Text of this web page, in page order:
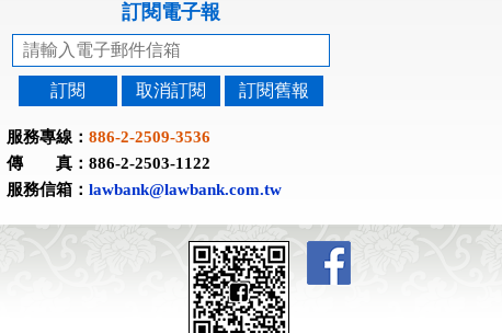
訂閱電子報
訂閱 取消訂閱 訂閱舊報
服務專線： 886-2-2509-3536
傳 真：886-2-2503-1122
服務信箱： lawbank@lawbank.com.tw